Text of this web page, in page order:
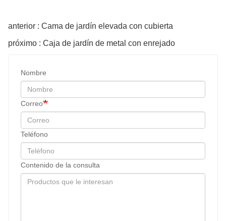
anterior : Cama de jardín elevada con cubierta
próximo : Caja de jardín de metal con enrejado
Nombre
Correo
Teléfono
Contenido de la consulta